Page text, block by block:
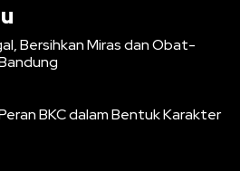
Bersihkan Miras dan Obat-
BKC dalam Bentuk Karakter